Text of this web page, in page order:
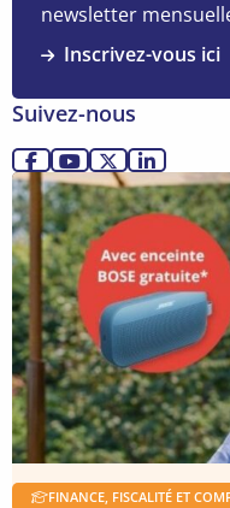
Pâques
la
Loi-
Programme
:
voici
les
nouvelles
mesures
fiscales
(partie
1)
newsletter
Inscrivez-vous ici
Suivez-nous
Allez
sur
Facebook
Allez
sur
YouTube
Allez
sur
X
Allez
sur
LinkedIn
FINANCE, FISCALITÉ ET
Lire
la
suite